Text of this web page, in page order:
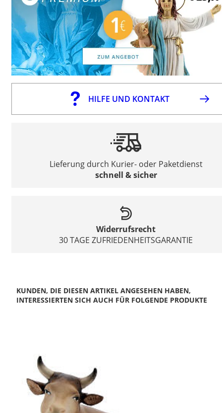
HILFE UND KONTAKT
Lieferung durch Kurier- oder Paketdienst
schnell & sicher
Widerrufsrecht
30 TAGE ZUFRIEDENHEITSGARANTIE
KUNDEN, DIE DIESEN ARTIKEL ANGESEHEN HABEN,
INTERESSIERTEN SICH AUCH FÜR FOLGENDE PRODUKTE